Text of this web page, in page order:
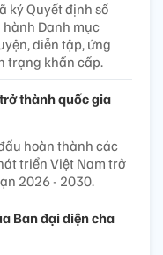
ký Quyết định số
Danh mục
diễn tập, ứng
trạng khẩn cấp.
thành quốc gia
hoàn thành các
triển Việt Nam trở
2026 - 2030.
Ban đại diện cha